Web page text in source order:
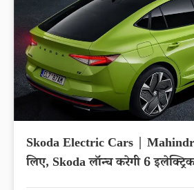
Skoda Electric Cars |
लिए, Skoda लॉन्च करेगी 6